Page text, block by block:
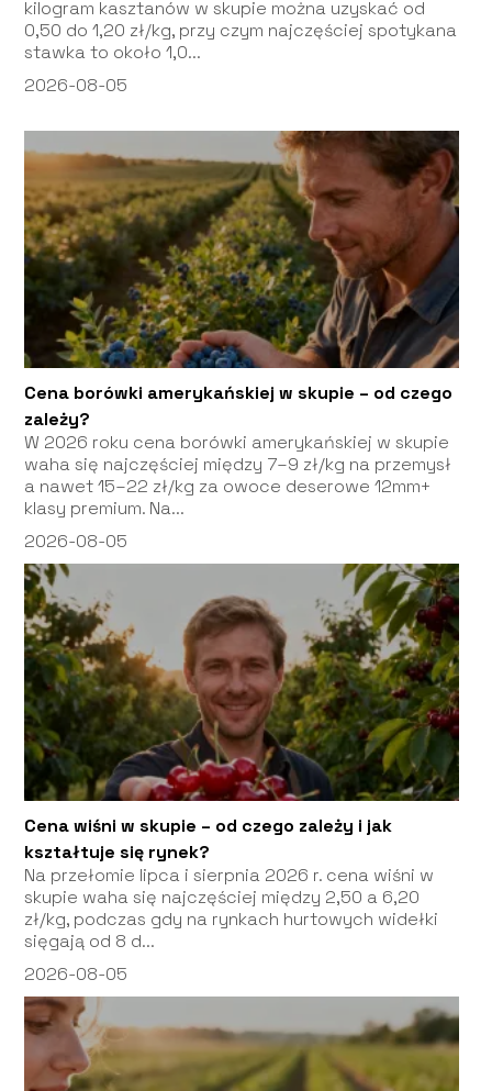
kilogram kasztanów w skupie można uzyskać od
0,50 do 1,20 zł/kg, przy czym najczęściej spotykana
stawka to około 1,0...
2026-08-05
Cena borówki amerykańskiej w skupie – od czego
zależy?
W 2026 roku cena borówki amerykańskiej w skupie
waha się najczęściej między 7–9 zł/kg na przemysł
a nawet 15–22 zł/kg za owoce deserowe 12mm+
klasy premium. Na...
2026-08-05
Cena wiśni w skupie – od czego zależy i jak
kształtuje się rynek?
Na przełomie lipca i sierpnia 2026 r. cena wiśni w
skupie waha się najczęściej między 2,50 a 6,20
zł/kg, podczas gdy na rynkach hurtowych widełki
sięgają od 8 d...
2026-08-05